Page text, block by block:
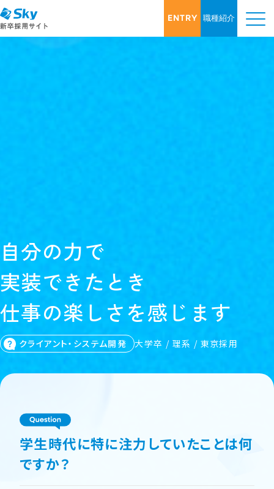
ENTRY 職種紹介
自分の力で
実装でき た と き
仕事の楽 し さを感 じ ます
クライアント・システム開発 大学卒 / 理系 / 東京採用
学生時代に特に注力していたことは何
ですか？